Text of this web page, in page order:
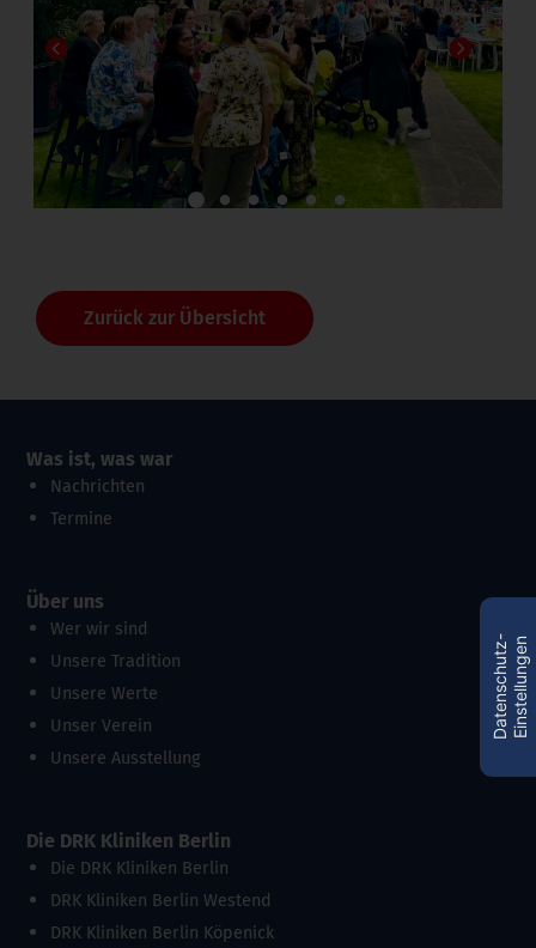
Zurück zur Übersicht
Was ist, was war
Nachrichten
Termine
Über uns
Wer wir sind
Unsere Tradition
Unsere Werte
Unser Verein
Unsere Ausstellung
Die DRK Kliniken Berlin
Die DRK Kliniken Berlin
DRK Kliniken Berlin Westend
DRK Kliniken Berlin Köpenick
D
a
t
e
n
s
c
h
u
t
z
-
E
i
n
s
t
e
l
l
u
n
g
en